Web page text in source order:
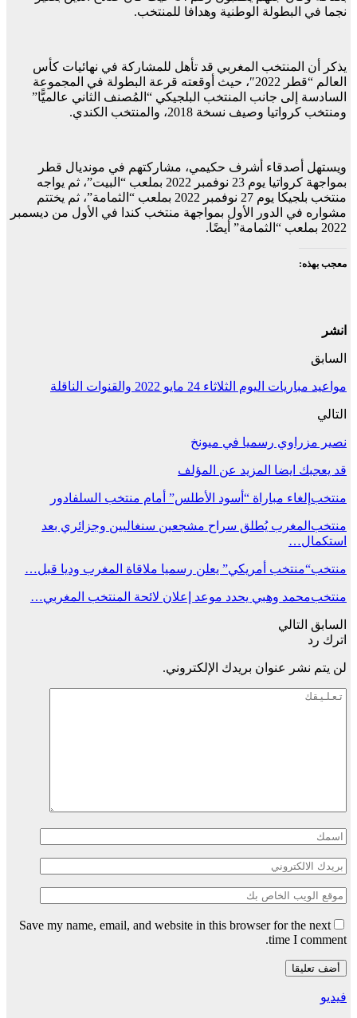
نجما في البطولة الوطنية وهدافا للمنتخب.
يذكر أن المنتخب المغربي قد تأهل للمشاركة في نهائيات كأس
العالم “قطر 2022″، حيث أوقعته قرعة البطولة في المجموعة
السادسة إلى جانب المنتخب البلجيكي “المُصنف الثاني عالميًّا”
ومنتخب كرواتيا وصيف نسخة 2018، والمنتخب الكندي.
ويستهل أصدقاء أشرف حكيمي، مشاركتهم في مونديال قطر
بمواجهة كرواتيا يوم 23 نوفمبر 2022 بملعب “البيت”، ثم يواجه
منتخب بلجيكا يوم 27 نوفمبر 2022 بملعب “الثمامة”، ثم يختتم
مشواره في الدور الأول بمواجهة منتخب كندا في الأول من ديسمبر
2022 بملعب “الثمامة” أيضًا.
معجب بهذه:
انشر
السابق
مواعيد مباريات اليوم الثلاثاء 24 مايو 2022 والقنوات الناقلة
التالي
نصير مزراوي رسميا في ميونخ
قد يعجبك ايضا المزيد عن المؤلف
منتخب إلغاء مباراة “أسود الأطلس” أمام منتخب السلفادور
منتخب المغرب يُطلق سراح مشجعين سنغاليين وجزائري بعد
استكمال…
منتخب“منتخب أمريكي” يعلن رسميا ملاقاة المغرب وديا قبل…
منتخبمحمد وهبي يحدد موعد إعلان لائحة المنتخب المغربي…
السابق التالي
اترك رد
لن يتم نشر عنوان بريدك الإلكتروني.
Save my name, email, and website in this browser for the next
time I comment.
فيديو